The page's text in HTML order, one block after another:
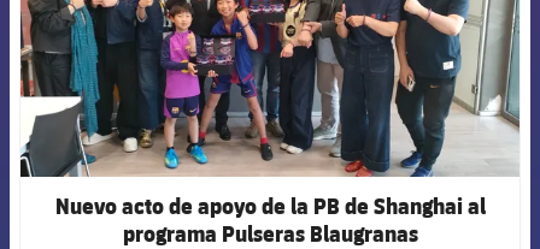
Nuevo acto de apoyo de la PB de Shanghai al
programa Pulseras Blaugranas